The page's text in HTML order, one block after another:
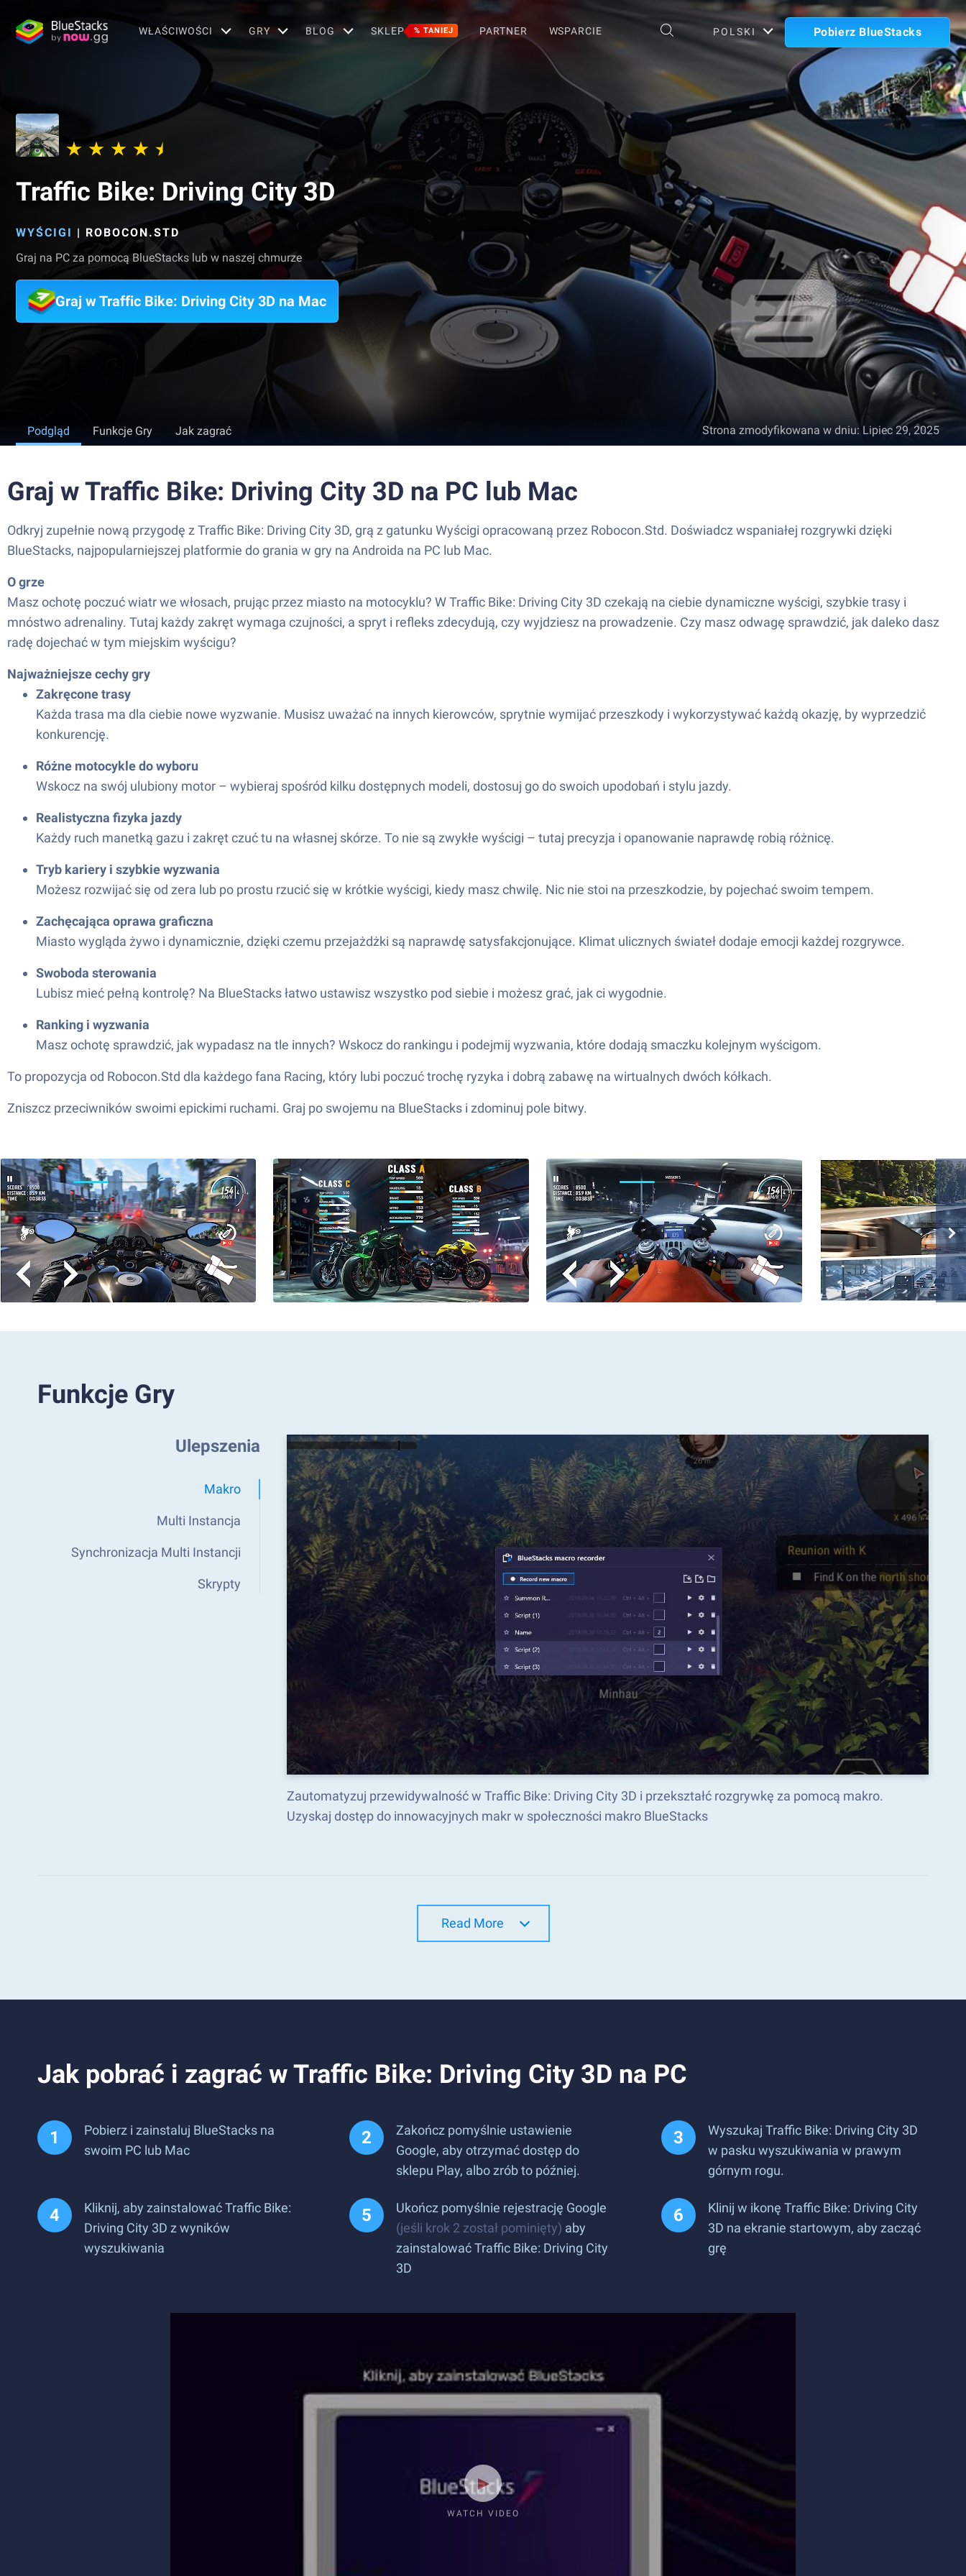
WŁAŚCIWOŚCI GRY BLOG SKLEP % TANIEJ PARTNER WSPARCIE POLSKI Pobierz BlueStacks
Traffic Bike: Driving City 3D
WYŚCIGI | ROBOCON.STD
Graj na PC za pomocą BlueStacks lub w naszej chmurze
Graj w Traffic Bike: Driving City 3D na Mac
Podgląd Funkcje Gry Jak zagrać Strona zmodyfikowana w dniu: Lipiec 29, 2025
Graj w Traffic Bike: Driving City 3D na PC lub Mac
Odkryj zupełnie nową przygodę z Traffic Bike: Driving City 3D, grą z gatunku Wyścigi opracowaną przez Robocon.Std. Doświadcz wspaniałej rozgrywki dzięki
BlueStacks, najpopularniejszej platformie do grania w gry na Androida na PC lub Mac.
O grze
Masz ochotę poczuć wiatr we włosach, prując przez miasto na motocyklu? W Traffic Bike: Driving City 3D czekają na ciebie dynamiczne wyścigi, szybkie trasy i
mnóstwo adrenaliny. Tutaj każdy zakręt wymaga czujności, a spryt i refleks zdecydują, czy wyjdziesz na prowadzenie. Czy masz odwagę sprawdzić, jak daleko dasz
radę dojechać w tym miejskim wyścigu?
Najważniejsze cechy gry
Zakręcone trasy
Każda trasa ma dla ciebie nowe wyzwanie. Musisz uważać na innych kierowców, sprytnie wymijać przeszkody i wykorzystywać każdą okazję, by wyprzedzić
konkurencję.
Różne motocykle do wyboru
Wskocz na swój ulubiony motor – wybieraj spośród kilku dostępnych modeli, dostosuj go do swoich upodobań i stylu jazdy.
Realistyczna fizyka jazdy
Każdy ruch manetką gazu i zakręt czuć tu na własnej skórze. To nie są zwykłe wyścigi – tutaj precyzja i opanowanie naprawdę robią różnicę.
Tryb kariery i szybkie wyzwania
Możesz rozwijać się od zera lub po prostu rzucić się w krótkie wyścigi, kiedy masz chwilę. Nic nie stoi na przeszkodzie, by pojechać swoim tempem.
Zachęcająca oprawa graficzna
Miasto wygląda żywo i dynamicznie, dzięki czemu przejażdżki są naprawdę satysfakcjonujące. Klimat ulicznych świateł dodaje emocji każdej rozgrywce.
Swoboda sterowania
Lubisz mieć pełną kontrolę? Na BlueStacks łatwo ustawisz wszystko pod siebie i możesz grać, jak ci wygodnie.
Ranking i wyzwania
Masz ochotę sprawdzić, jak wypadasz na tle innych? Wskocz do rankingu i podejmij wyzwania, które dodają smaczku kolejnym wyścigom.
To propozycja od Robocon.Std dla każdego fana Racing, który lubi poczuć trochę ryzyka i dobrą zabawę na wirtualnych dwóch kółkach.
Zniszcz przeciwników swoimi epickimi ruchami. Graj po swojemu na BlueStacks i zdominuj pole bitwy.
Funkcje Gry
Ulepszenia
Makro
Multi Instancja
Synchronizacja Multi Instancji
Skrypty
Zautomatyzuj przewidywalność w Traffic Bike: Driving City 3D i przekształć rozgrywkę za pomocą makro.
Uzyskaj dostęp do innowacyjnych makr w społeczności makro BlueStacks
Read More
Jak pobrać i zagrać w Traffic Bike: Driving City 3D na PC
Pobierz i zainstaluj BlueStacks na
swoim PC lub Mac
Zakończ pomyślnie ustawienie
Google, aby otrzymać dostęp do
sklepu Play, albo zrób to później.
Wyszukaj Traffic Bike: Driving City 3D
w pasku wyszukiwania w prawym
górnym rogu.
Kliknij, aby zainstalować Traffic Bike:
Driving City 3D z wyników
wyszukiwania
Ukończ pomyślnie rejestrację Google
(jeśli krok 2 został pominięty) aby
zainstalować Traffic Bike: Driving City
3D
Klinij w ikonę Traffic Bike: Driving City
3D na ekranie startowym, aby zacząć
grę
WATCH VIDEO